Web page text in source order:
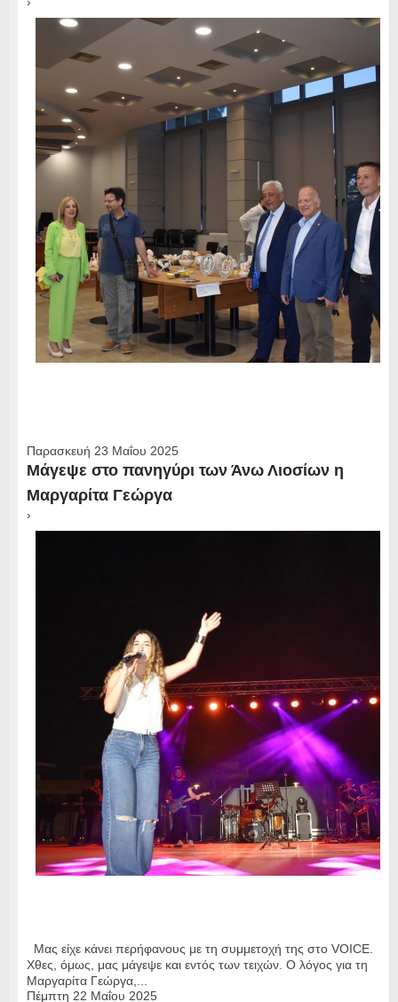
Παρασκευή 23 Μαΐου 2025
Μάγεψε στο πανηγύρι των Άνω Λιοσίων η
Μαργαρίτα Γεώργα
›
Μας είχε κάνει περήφανους με τη συμμετοχή της στο VOICE.
Χθες, όμως, μας μάγεψε και εντός των τειχών. Ο λόγος για τη
Μαργαρίτα Γεώργα,...
Πέμπτη 22 Μαΐου 2025